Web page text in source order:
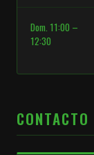
Dom. 11:00 –
12:30
CONTACTO